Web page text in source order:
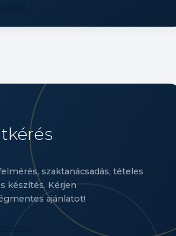
szaktanácsadás, tételes
készítés. Kérjen
ajánlatot!
kérek